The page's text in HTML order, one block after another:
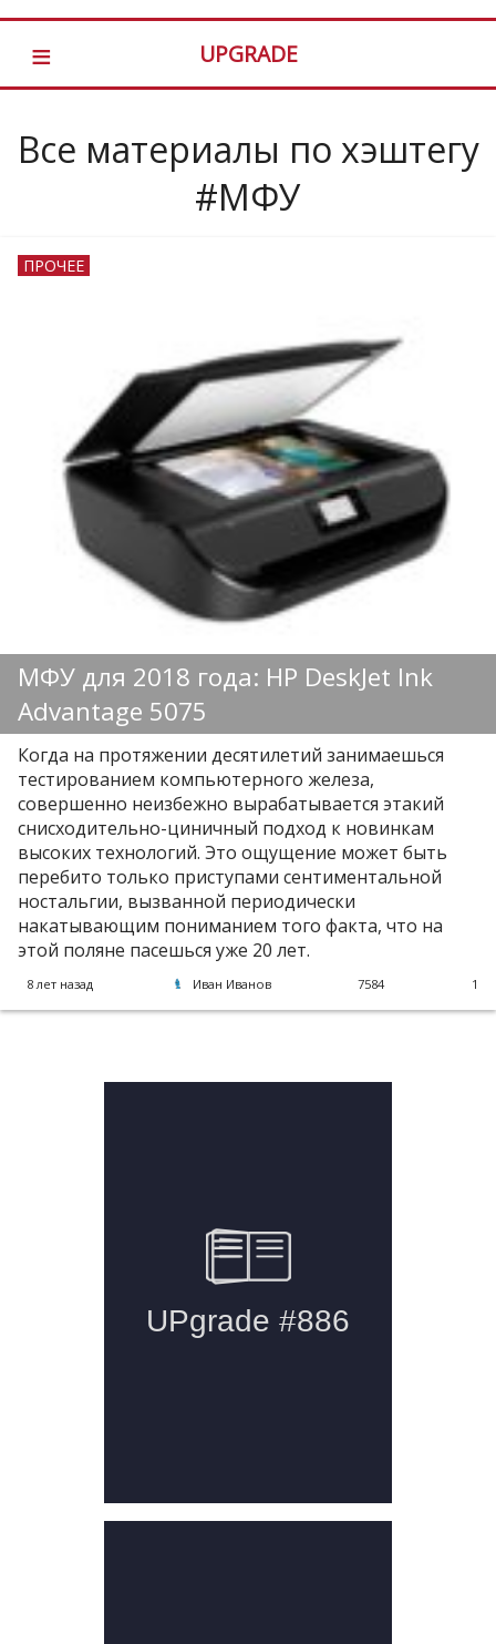
≡ UPGRADE
Все материалы по хэштегу
#МФУ
МФУ для 2018 года: HP DeskJet Ink
Advantage 5075
ПРОЧЕЕ
Когда на протяжении десятилетий занимаешься
тестированием компьютерного железа,
совершенно неизбежно вырабатывается этакий
снисходительно-циничный подход к новинкам
высоких технологий. Это ощущение может быть
перебито только приступами сентиментальной
ностальгии, вызванной периодически
накатывающим пониманием того факта, что на
этой поляне пасешься уже 20 лет.
8 лет назад Иван Иванов 7584 1